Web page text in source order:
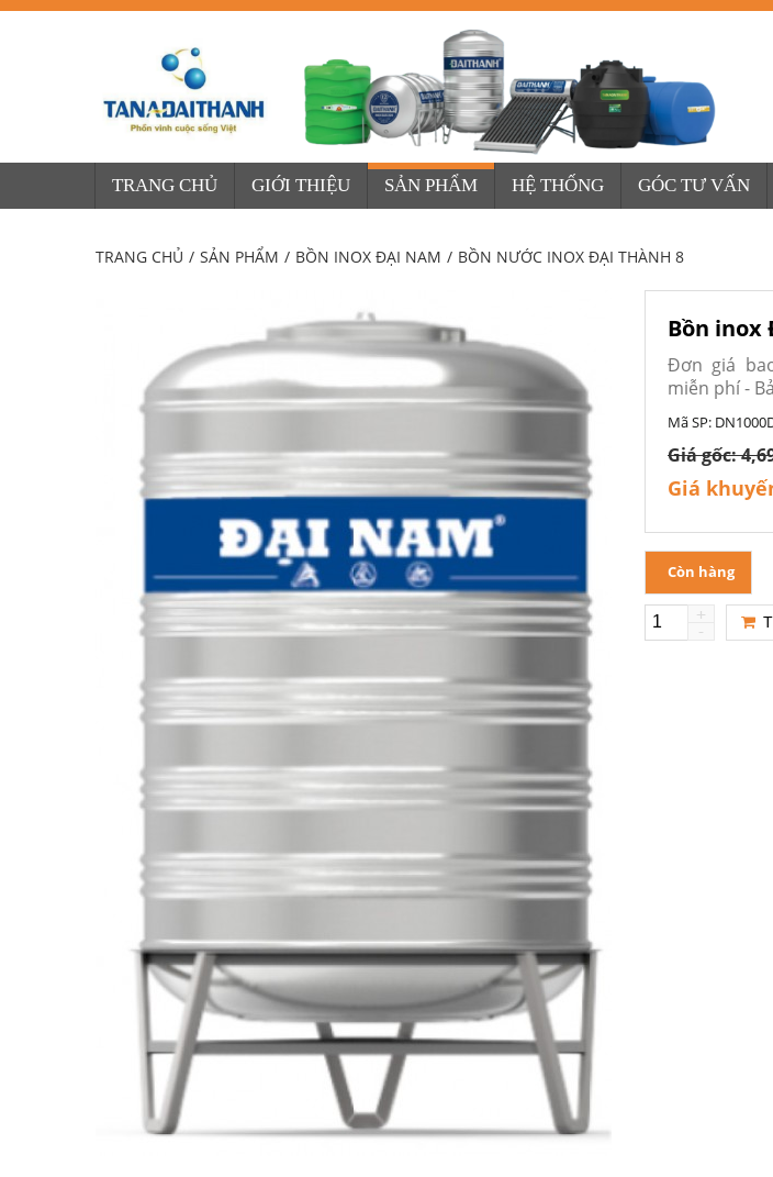
TRANG CHỦ GIỚI THIỆU SẢN PHẨM HỆ THỐNG GÓC TƯ VẤN
TRANG CHỦ / SẢN PHẨM / BỒN INOX ĐẠI NAM / BỒN NƯỚC INOX ĐẠI THÀNH 8
Bồn inox
Đơn giá
miễn phí -
Mã SP:
Giá gốc:
Giá
Còn hàng
-
+